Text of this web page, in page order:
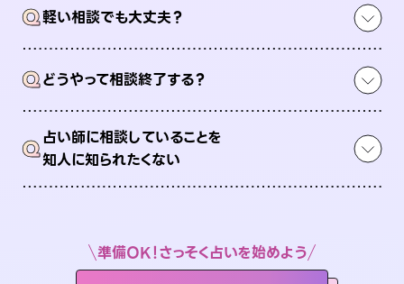
Q軽い相談でも大丈夫？
Qどうやって相談終了する？
Q占い師に相談していることを
知人に知られたくない
準備OK！さっそく占いを始めよう